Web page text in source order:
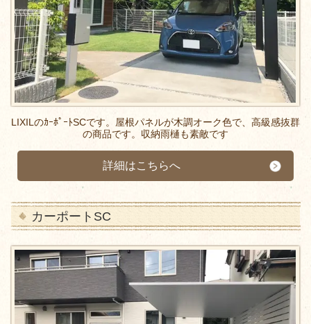
LIXILのｶｰﾎﾟｰﾄSCです。屋根パネルが木調オーク色で、高級感抜群
の商品です。収納雨樋も素敵です
詳細はこちらへ
カーポートSC